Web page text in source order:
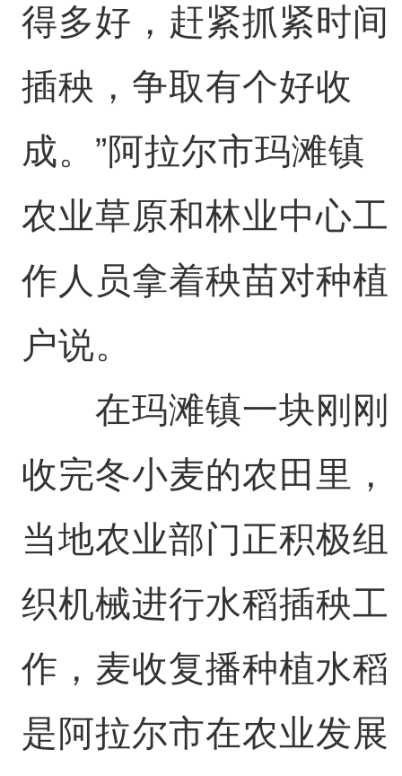
得多好，赶紧抓紧时间
插秧，争取有个好收
成。”阿拉尔市玛滩镇
农业草原和林业中心工
作人员拿着秧苗对种植
户说。
在玛滩镇一块刚刚
收完冬小麦的农田里，
当地农业部门正积极组
织机械进行水稻插秧工
作，麦收复播种植水稻
是阿拉尔市在农业发展